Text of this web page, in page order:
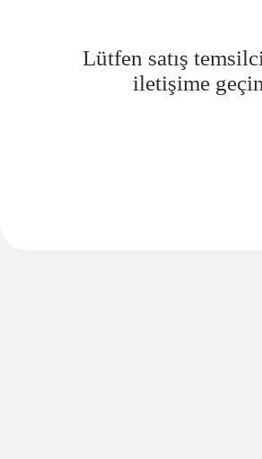
Lütfen satış
iletişime